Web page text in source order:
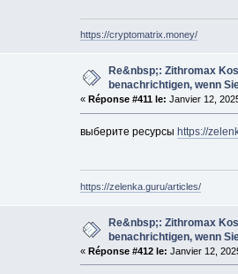
https://cryptomatrix.money/
Re&nbsp;: Zithromax
benachrichtigen, wenn
« Réponse #411 le: Janvier 12,
выберите ресурсы https://
https://zelenka.guru/articles/
Re&nbsp;: Zithromax
benachrichtigen, wenn
« Réponse #412 le: Janvier 12,